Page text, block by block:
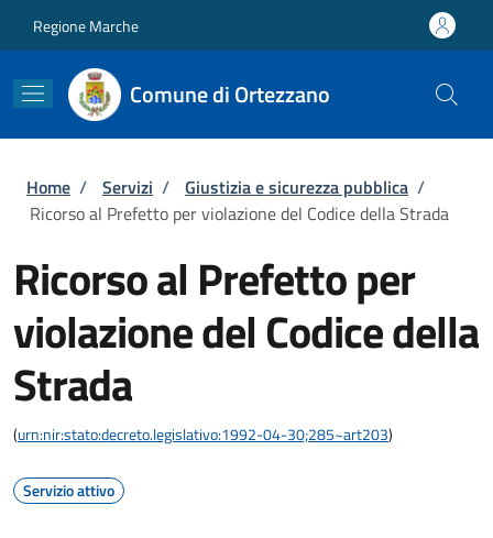
Regione Marche
Comune di Ortezzano
Briciole di pane
Home / Servizi / Giustizia e sicurezza pubblica /
Ricorso al Prefetto per violazione del Codice della Strada
Ricorso al Prefetto per
violazione del Codice della
Strada
(urn:nir:stato:decreto.legislativo:1992-04-30;285~art203)
Servizio attivo